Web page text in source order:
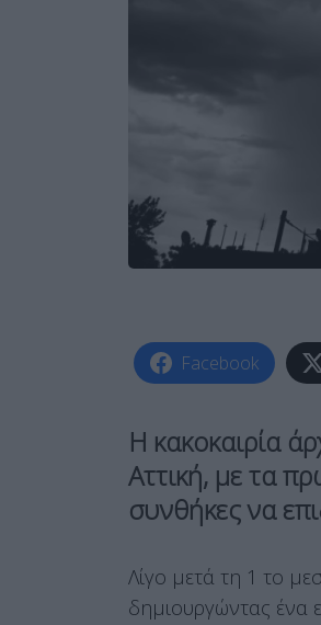
Facebook
Η κακοκαιρία
Αττική, με τα
συνθήκες να
Λίγο μετά τη 1 το
δημιουργώντας ένα